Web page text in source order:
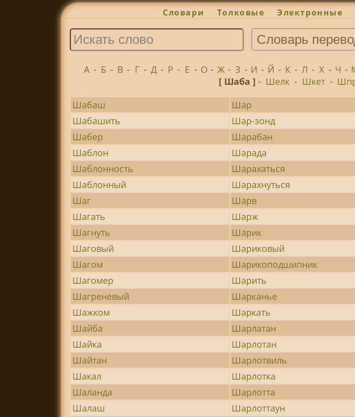
Словари Толковые Электронные
А - Б - В - Г - Д - Р - Е - О - Ж - З - И - Й - К - Л - Х - Ч -
[ Шаба ] - Шелк - Шкет -
Шабаш
Шар
Шабашить
Шар-зонд
Шабер
Шарабан
Шаблон
Шарада
Шаблонность
Шарахаться
Шаблонный
Шарахнуться
Шаг
Шарв
Шагать
Шарж
Шагнуть
Шарик
Шаговый
Шариковый
Шагом
Шарикоподшипник
Шагомер
Шарить
Шагреневый
Шарканье
Шажком
Шаркать
Шайба
Шарлатан
Шайка
Шарлотан
Шайтан
Шарлотвиль
Шакал
Шарлотка
Шаланда
Шарлотта
Шалаш
Шарлоттаун